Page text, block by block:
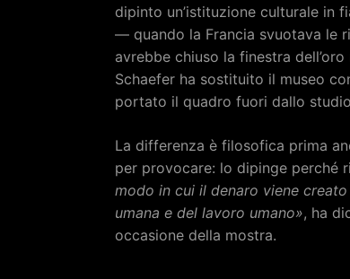
dipinto un’istituzione culturale in
— quando la Francia svuotava le
avrebbe chiuso la finestra
Schaefer ha sostituito il museo
portato il quadro fuori dallo
La differenza è filosofica prima
per provocare: lo dipinge perché
modo in cui il denaro viene
umana e del lavoro umano», ha
occasione della mostra.